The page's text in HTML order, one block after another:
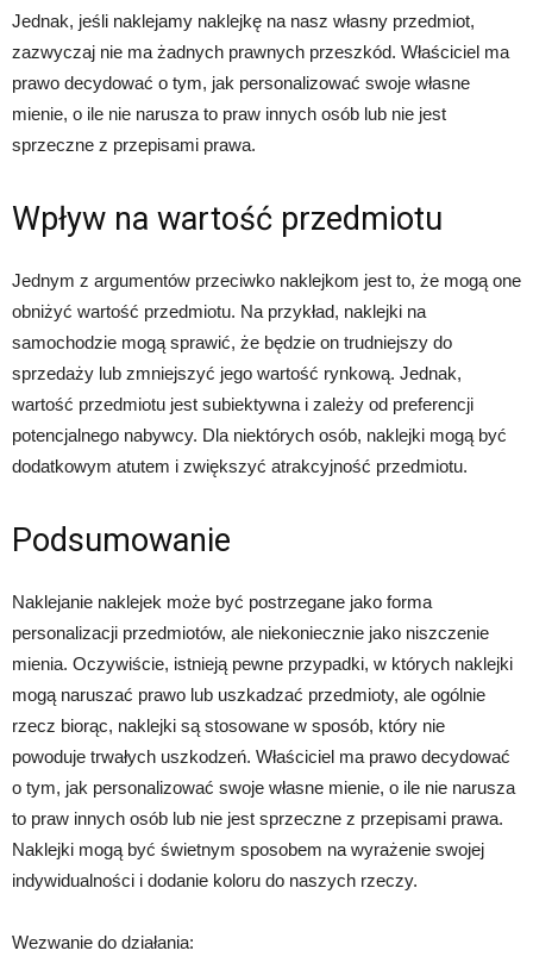
Jednak, jeśli naklejamy naklejkę na nasz własny przedmiot,
zazwyczaj nie ma żadnych prawnych przeszkód. Właściciel ma
prawo decydować o tym, jak personalizować swoje własne
mienie, o ile nie narusza to praw innych osób lub nie jest
sprzeczne z przepisami prawa.
Wpływ na wartość przedmiotu
Jednym z argumentów przeciwko naklejkom jest to, że mogą one
obniżyć wartość przedmiotu. Na przykład, naklejki na
samochodzie mogą sprawić, że będzie on trudniejszy do
sprzedaży lub zmniejszyć jego wartość rynkową. Jednak,
wartość przedmiotu jest subiektywna i zależy od preferencji
potencjalnego nabywcy. Dla niektórych osób, naklejki mogą być
dodatkowym atutem i zwiększyć atrakcyjność przedmiotu.
Podsumowanie
Naklejanie naklejek może być postrzegane jako forma
personalizacji przedmiotów, ale niekoniecznie jako niszczenie
mienia. Oczywiście, istnieją pewne przypadki, w których naklejki
mogą naruszać prawo lub uszkadzać przedmioty, ale ogólnie
rzecz biorąc, naklejki są stosowane w sposób, który nie
powoduje trwałych uszkodzeń. Właściciel ma prawo decydować
o tym, jak personalizować swoje własne mienie, o ile nie narusza
to praw innych osób lub nie jest sprzeczne z przepisami prawa.
Naklejki mogą być świetnym sposobem na wyrażenie swojej
indywidualności i dodanie koloru do naszych rzeczy.
Wezwanie do działania: